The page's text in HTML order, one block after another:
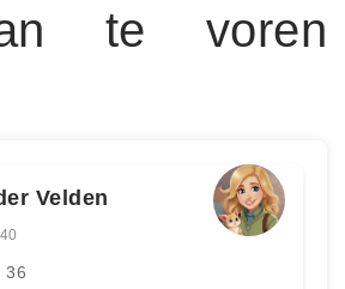
te voren
Velden
36